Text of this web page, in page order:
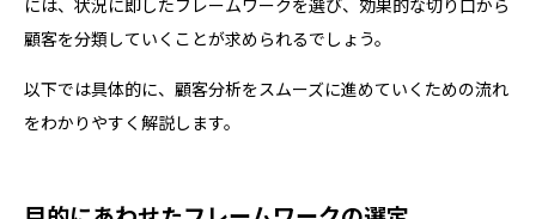
顧客を分類していくことが求められるでしょう。
以下では具体的に、顧客分析をスムーズに進めていくための流れ
をわかりやすく解説します。